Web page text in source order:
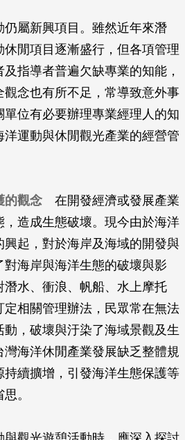
屬新興項目。雖然近年來潛
閒項目逐漸盛行，但各項管理
指導者普遍欠缺專業的知能，
觀念也有所不足，常導致意外事
位有必要辦理專業經理人的知
運動與休閒觀光產業的經營管
的觀念 在開發經濟或發展產業
，造成生態破壞。現今由於海洋
起，對於海岸及海域的開發與
海岸與海洋生態的破壞與影
水、衝浪、帆船、水上摩托
相關管理辦法，民眾常在無法
，破壞與汙染了海域景觀及生
海洋休閒產業發展缺乏整體規
續擴增，引發海洋生態保護等
。